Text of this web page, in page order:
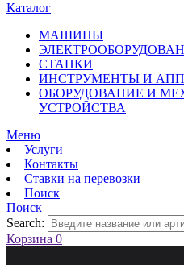
Каталог
МАШИНЫ
СТАНКИ
ИНСТРУМЕНТЫ И
ОБОРУДОВАНИЕ И
УСТРОЙСТВА
Меню
Услуги
Контакты
Ставки на перевозки
Поиск
Поиск
Search:
Корзина 0